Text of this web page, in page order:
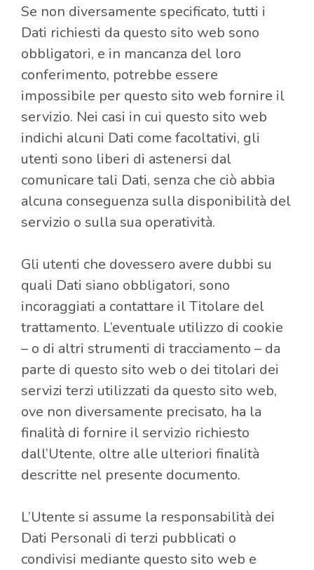
Se non diversamente specificato, tutti i
Dati richiesti da questo sito web sono
obbligatori, e in mancanza del loro
conferimento, potrebbe essere
impossibile per questo sito web fornire il
servizio. Nei casi in cui questo sito web
indichi alcuni Dati come facoltativi, gli
utenti sono liberi di astenersi dal
comunicare tali Dati, senza che ciò abbia
alcuna conseguenza sulla disponibilità del
servizio o sulla sua operatività.
Gli utenti che dovessero avere dubbi su
quali Dati siano obbligatori, sono
incoraggiati a contattare il Titolare del
trattamento. L’eventuale utilizzo di cookie
– o di altri strumenti di tracciamento – da
parte di questo sito web o dei titolari dei
servizi terzi utilizzati da questo sito web,
ove non diversamente precisato, ha la
finalità di fornire il servizio richiesto
dall’Utente, oltre alle ulteriori finalità
descritte nel presente documento.
L’Utente si assume la responsabilità dei
Dati Personali di terzi pubblicati o
condivisi mediante questo sito web e